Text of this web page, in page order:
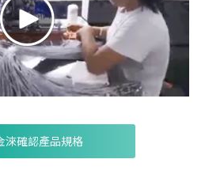
淶確認產品規格